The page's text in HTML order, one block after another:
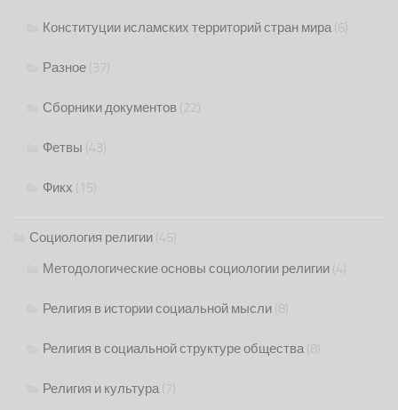
Конституции исламских территорий стран мира(6)
Разное (37)
Сборники документов (22)
Фетвы (43)
Фикх (15)
Социология религии (45)
Методологические основы социологии религии (4)
Религия в истории социальной мысли (8)
Религия в социальной структуре общества(8)
Религия и культура(7)